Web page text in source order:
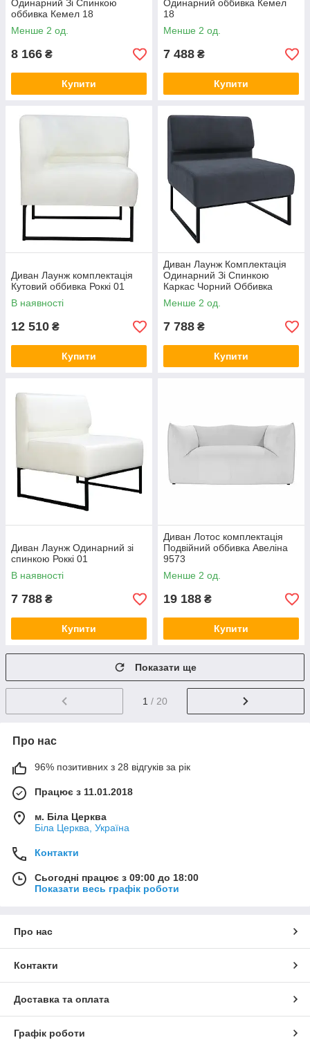
Одинарний Зі Спинкою
оббивка Кемел 18
Менше 2 од.
8 166 ₴
Купити
Одинарний оббивка Кемел
18
Менше 2 од.
7 488 ₴
Купити
Диван Лаунж комплектація
Кутовий оббивка Роккі 01
В наявності
12 510 ₴
Купити
Диван Лаунж Комплектація
Одинарний Зі Спинкою
Каркас Чорний Оббивка
Сімпл 54
Менше 2 од.
7 788 ₴
Купити
Диван Лаунж Одинарний зі
спинкою Роккі 01
В наявності
7 788 ₴
Купити
Диван Лотос комплектація
Подвійний оббивка Авеліна
9573
Менше 2 од.
19 188 ₴
Купити
Показати ще
1 / 20
Про нас
96% позитивних з 28 відгуків за рік
Працює з 11.01.2018
м. Біла Церква
Біла Церква, Україна
Контакти
Сьогодні працює з 09:00 до 18:00
Показати весь графік роботи
Про нас
Контакти
Доставка та оплата
Графік роботи